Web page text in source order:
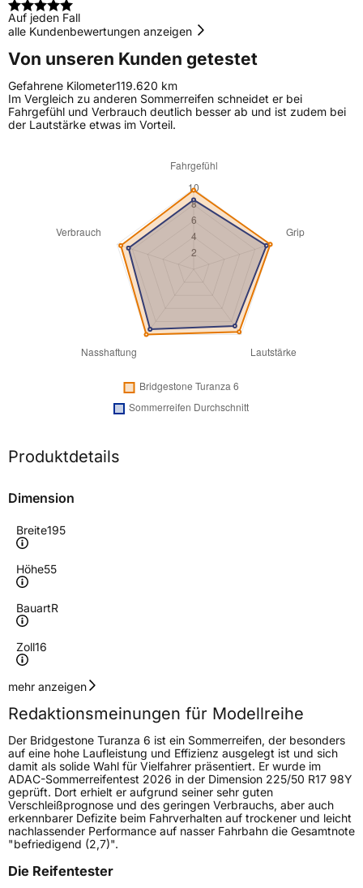
Auf jeden Fall
alle Kundenbewertungen anzeigen
Von unseren Kunden getestet
Gefahrene Kilometer119.620 km
Im Vergleich zu anderen Sommerreifen schneidet er bei
Fahrgefühl und Verbrauch deutlich besser ab und ist zudem bei
der Lautstärke etwas im Vorteil.
Produktdetails
Dimension
Breite195
Höhe55
BauartR
Zoll16
Geschwindigkeitsindex
Höchstgeschwindigkeit
210 km/h
Lastindex91
Höchstlast615 kg
Generelle Merkmale
Fahrzeugtyp
PKW
VerwendungSommerreifen
mehr anzeigen
Redaktionsmeinungen für Modellreihe
Der Bridgestone Turanza 6 ist ein Sommerreifen, der besonders
auf eine hohe Laufleistung und Effizienz ausgelegt ist und sich
damit als solide Wahl für Vielfahrer präsentiert. Er wurde im
ADAC-Sommerreifentest 2026 in der Dimension 225/50 R17 98Y
geprüft. Dort erhielt er aufgrund seiner sehr guten
Verschleißprognose und des geringen Verbrauchs, aber auch
erkennbarer Defizite beim Fahrverhalten auf trockener und leicht
nachlassender Performance auf nasser Fahrbahn die Gesamtnote
"befriedigend (2,7)".
Die Reifentester